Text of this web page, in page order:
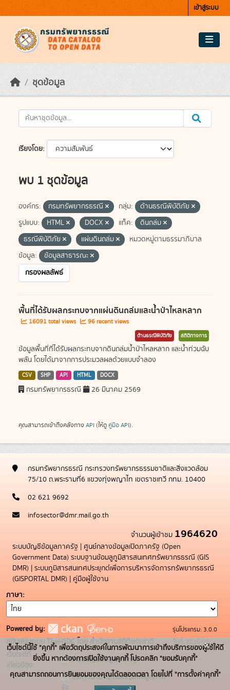
เข้าสู่ระบบ
ชุดข้อมูล
เรียงโดย
พบ 1 ชุดข้อมูล
องค์กร: กรมทรัพยากรธรณี กลุ่ม:
ด้านธรณีพิบัติภัย
รูปแบบ:
HTML DOCX แท็ค:
ดินถล่ม
ธรณีพิบัติภัย
แผ่นดินถล่ม
หมวดหมู่ตามธรรมาภิบาล
ข้อมูล:
ข้อมูลสาธารณะ
กรองผลลัพธ์
พื้นที่ได้รับผลกระทบจากแผ่นดินถล่มและน้ำป่าไหลหลาก
16091 total views 96 recent views
ด้านธรณีพิบัติภัย สถิติทางการ
ข้อมูลพื้นที่ที่ได้รับผลกระทบจากดินถล่มน้ำป่าไหลหลาก และน้ำท่วมฉับ
พลัน โดยได้มาจากการประมวลผลด้วยแบบจำลอง
CSV SHP API HTML DOCX
กรมทรัพยากรธรณี 26 มีนาคม 2569
คุณสามารถเข้าถึงคลังทาง API (ให้ดู คู่มือ API).
กรมทรัพยากรธรณี กระทรวงทรัพยากรธรรมชาติและสิ่งแวดล้อม
75/10 ถ.พระรามที่6 แขวงทุ่งพญาไท เขตราชเทวี กทม. 10400
02 621 9692
infosector@dmr.mail.go.th
จำนวนผู้เข้าชม 1964620
ระบบบัญชีข้อมูลภาครัฐ | ศูนย์กลางข้อมูลเปิดภาครัฐ (Open
Government Data) ระบบฐานข้อมลูภูมิสารสนเทศทรัพยากรธรณี (GIS
DMR) | ระบบภูมิสารสนเทศประยุกต์เพื่อการบริหารจัดการทรัพยากรธรณี
(GISPORTAL DMR) | คู่มือผู้ใช้งาน
ภาษา
Powered by:
สนับสนุนระบบ Thai-GDC โดย สำนักงานสถิติแห่งชาติ
เว็บไซต์ที่
เกี่ยวข้อง:
ระบบบัญชีข้อมูลภาครัฐ
บริการนามานุกรมบัญชีข้อมูลภาค
รัฐ
รุ่นโปรแกรม: 3.0.0
วันที่: 2025-05-
19
เว็บไซต์นี้ใช้ "คุกกี้" เพื่อวัตถุประสงค์ในการพัฒนาการเข้าถึงบริการของผู้ใช้ให้ดี
ยิ่งขึ้น หากต้องการเปิดใช้งานคุกกี้ โปรดคลิก "ยอมรับคุกกี้"
คุณสามารถถอนการยินยอมของคุณได้ตลอดเวลา โดยไปที่ "การตั้งค่าคุกกี้"
x